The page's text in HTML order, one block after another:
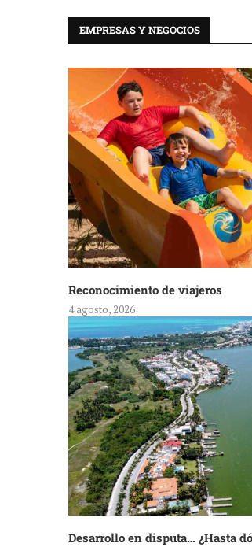
EMPRESAS Y NEGOCIOS
Reconocimiento de viajeros
4 agosto, 2026
Desarrollo en disputa… ¿Hasta